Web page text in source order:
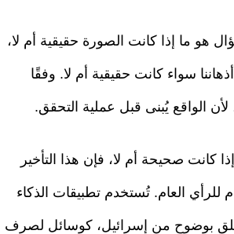
هو ما إذا كانت الصورة حقيقية أم لا،
سواء كانت حقيقية أم لا. وفقًا
الواقع يُبنى قبل عملية التحقق.
كانت صحيحة أم لا، فإن هذا التأخير
للرأي العام. تُستخدم تطبيقات الذكاء
بوضوح من إسرائيل، كوسائل لصرف